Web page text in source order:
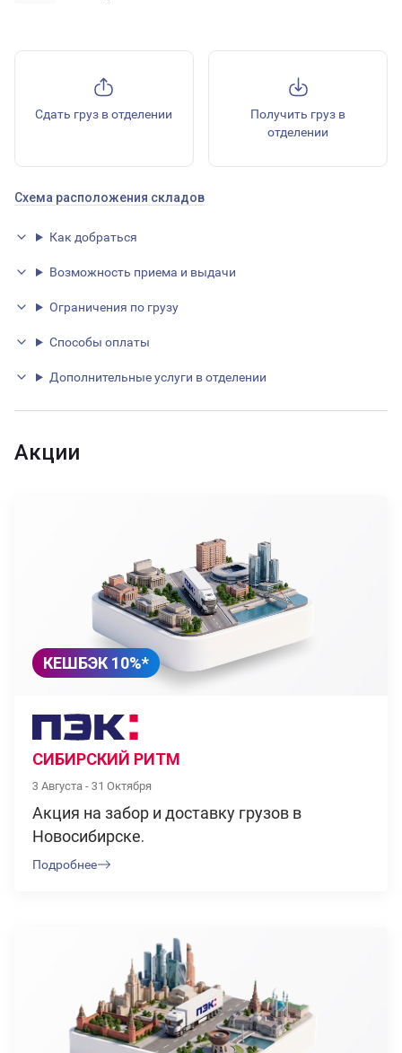
Сдать груз в отделении
Получить груз в
отделении
Схема расположения складов
Как добраться
Возможность приема и выдачи
Ограничения по грузу
Способы оплаты
Дополнительные услуги в отделении
Акции
КЕШБЭК 10%*
СИБИРСКИЙ РИТМ
3 Августа - 31 Октября
Акция на забор и доставку грузов в
Новосибирске.
Подробнее